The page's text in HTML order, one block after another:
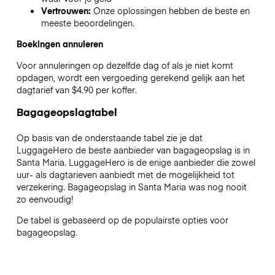
Vertrouwen: Onze oplossingen hebben de beste en
meeste beoordelingen.
Boekingen annuleren
Voor annuleringen op dezelfde dag of als je niet komt
opdagen, wordt een vergoeding gerekend gelijk aan het
dagtarief van $4.90 per koffer.
Bagageopslagtabel
Op basis van de onderstaande tabel zie je dat
LuggageHero de beste aanbieder van bagageopslag is in
Santa Maria. LuggageHero is de enige aanbieder die zowel
uur- als dagtarieven aanbiedt met de mogelijkheid tot
verzekering. Bagageopslag in Santa Maria was nog nooit
zo eenvoudig!
De tabel is gebaseerd op de populairste opties voor
bagageopslag.